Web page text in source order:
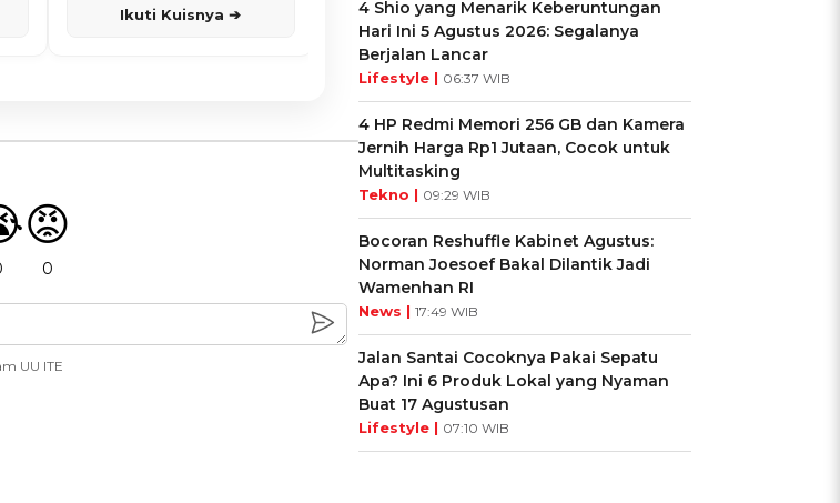
Ikuti Kuisnya ➔ Ikuti Kuisnya ➔ Ikuti Kuisnya ➔
😡
0
UU ITE
4 Shio yang Menarik Keberuntungan
Hari Ini 5 Agustus 2026: Segalanya
Berjalan Lancar
Lifestyle | 06:37 WIB
4 HP Redmi Memori 256 GB dan Kamera
Jernih Harga Rp1 Jutaan, Cocok untuk
Multitasking
Tekno | 09:29 WIB
Bocoran Reshuffle Kabinet Agustus:
Norman Joesoef Bakal Dilantik Jadi
Wamenhan RI
News | 17:49 WIB
Jalan Santai Cocoknya Pakai Sepatu
Apa? Ini 6 Produk Lokal yang Nyaman
Buat 17 Agustusan
Lifestyle | 07:10 WIB